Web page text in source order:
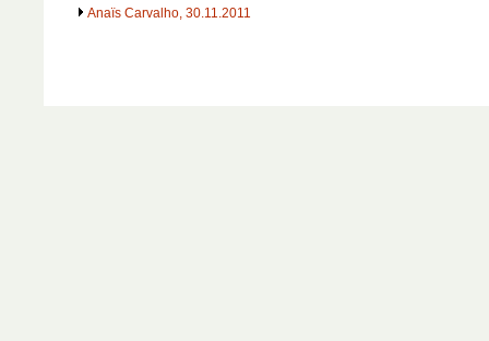
Anaïs Carvalho, 30.11.2011